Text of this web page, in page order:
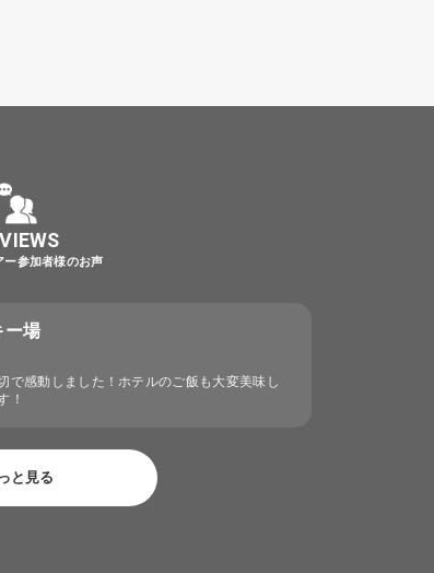
ー参加者様のお声
ー場
で感動しました！ホテルのご飯も大変美味し
！
と見る